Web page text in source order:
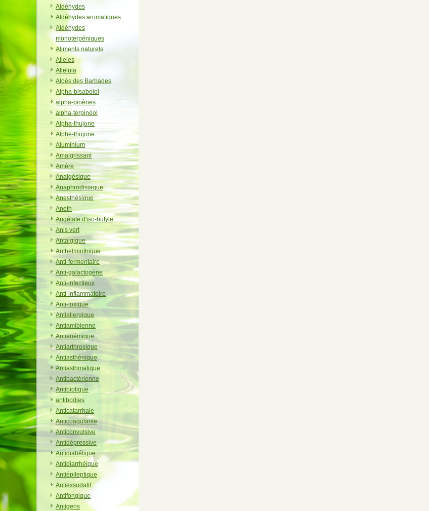
Aldéhydes
Aldéhydes aromatiques
Aldéhydes
monoterpéniques
Aliments naturels
Alleles
Alleluia
Aloès des Barbades
Alpha-bisabolol
alpha-pinènes
alpha-terpinéol
Alpha-thujone
Alphe-thujone
Aluminium
Amaigrissant
Amère
Analgésique
Anaphrodisiaque
Anesthésique
Aneth
Angélate d'iso-butyle
Anis vert
Antalgique
Anthelminthique
Anti-fermentaire
Anti-galactogène
Anti-infectieux
Anti-inflammatoire
Anti-toxique
Antiallergique
Antiamibienne
Antianémique
Antiarthrosique
Antiasthénique
Antiasthmatique
Antibactérienne
Antibiotique
antibodies
Anticatarrhale
Anticoagulante
Anticonvulsive
Antidépressive
Antidiabétique
Antidiarrhéique
Antiépileptique
Antiexsudatif
Antifongique
Antigens